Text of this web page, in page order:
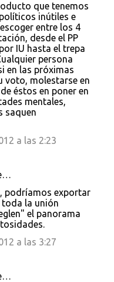
que tenemos
inútiles e
entre los 4
desde el PP
IU hasta el trepa
persona
en las próximas
voto, molestarse en
éstos en poner en
mentales,
saquen
a las 2:23
podríamos exportar
la unión
el panorama
a las 3:27